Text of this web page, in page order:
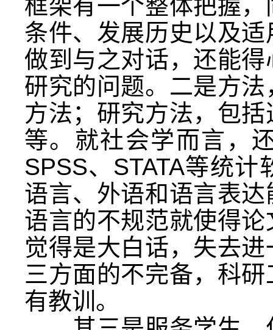
框架有一个整体把握
条件、发展历史以及
做到与之对话，还能
研究的问题。二是方
方法；研究方法，包
等。就社会学而言，
SPSS、STATA等统
语言、外语和语言表
语言的不规范就使得
觉得是大白话，失去
三方面的不完备，科
有教训。